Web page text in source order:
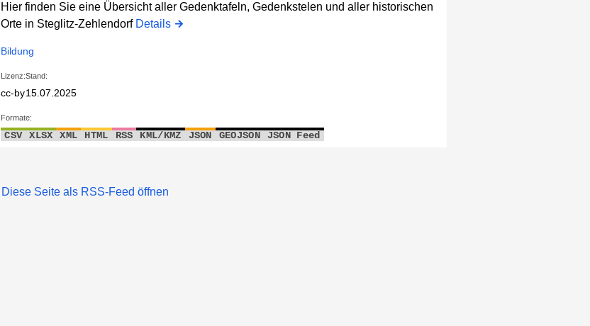
Hier finden Sie eine Übersicht aller Gedenktafeln, Gedenkstelen und aller historischen
Orte in Steglitz-Zehlendorf Details
Bildung
Lizenz:
cc-by
Stand:
15.07.2025
Formate:
CSV XLSX XML HTML RSS KML/KMZ JSON GEOJSON JSON Feed
Diese Seite als RSS-Feed öffnen